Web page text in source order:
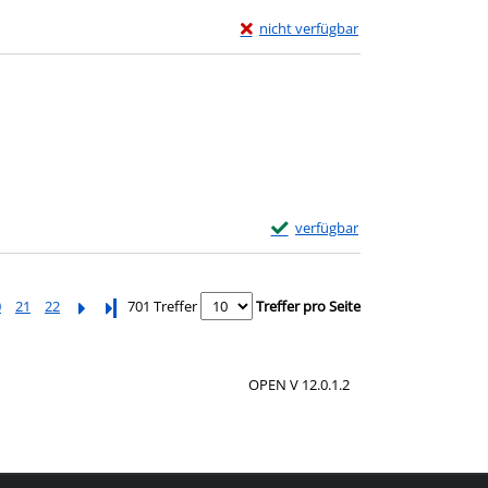
nicht verfügbar
Exemplar-Details von
Zum Download von externem
verfügbar
Exemplar-Details von Das
Zum Download von externem
21 22 Letzte Seite
701 Treffer
Treffer pro Seite
OPEN V 12.0.1.2